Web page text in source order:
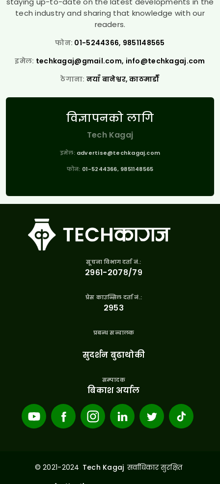
tech industry and sharing that knowledge with our
readers.
फोन: 01-5244366, 9851148565
इमेल: techkagaj@gmail.com, info@techkagaj.com
ठेगाना: नयाँ बानेश्वर, काठमाडौँ
विज्ञापनको लागि
Tech Kagaj
इमेल: advertise@techkagaj.com
फोन: 01-5244366, 9851148565
सूचना विभाग दर्ता नं.:
२९६१-२०७८/७९
प्रेस काउन्सिल दर्ता नं.:
२९५३
प्रबन्ध सन्चालक
सुदर्शन बुढाथोकी
सम्पादक
बिकाश अर्याल
© 2021-2024 Tech Kagaj सर्वाधिकार सुरक्षित